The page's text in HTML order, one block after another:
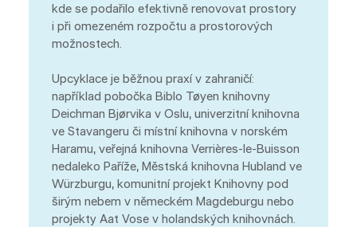
kde se podařilo efektivně renovovat prostory
i při omezeném rozpočtu a prostorových
možnostech.
Upcyklace je běžnou praxí v zahraničí:
například pobočka Biblo Tøyen knihovny
Deichman Bjørvika v Oslu, univerzitní knihovna
ve Stavangeru či místní knihovna v norském
Haramu, veřejná knihovna Verrières-le-Buisson
nedaleko Paříže, Městská knihovna Hubland ve
Würzburgu, komunitní projekt Knihovny pod
širým nebem v německém Magdeburgu nebo
projekty Aat Vose v holandských knihovnách.